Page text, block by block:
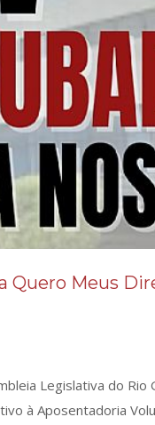
Quero Meus
Legislativa do
à Aposentadoria